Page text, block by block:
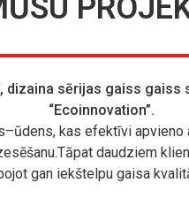
sērijas gaiss
“Ecoinnovation”.
kas efektīvi
daudziem
gan iekštelpu gaisa